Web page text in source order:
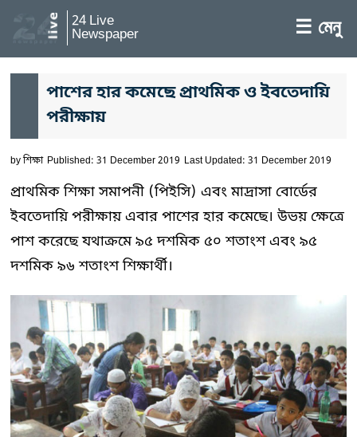
24 Live
Newspaper ☰ মেনু
পাশের হার কমেছে প্রাথমিক ও ইবতেদায়ি
পরীক্ষায়
byশিক্ষা Published: 31 December 2019 Last Updated: 31 December 2019
প্রাথমিক শিক্ষা সমাপনী (পিইসি) এবং মাদ্রাসা বোর্ডের
ইবতেদায়ি পরীক্ষায় এবার পাশের হার কমেছে। উভয় ক্ষেত্রে
পাশ করেছে যথাক্রমে ৯৫ দশমিক ৫০ শতাংশ এবং ৯৫
দশমিক ৯৬ শতাংশ শিক্ষার্থী।